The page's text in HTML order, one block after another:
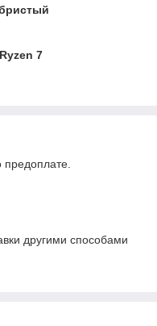
7
предоплате.
другими способами